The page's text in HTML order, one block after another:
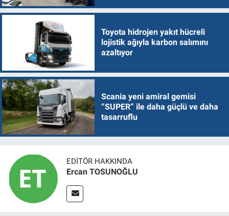
Toyota hidrojen yakıt hücreli
lojistik ağıyla karbon salımını
azaltıyor
Scania yeni amiral gemisi
“SUPER” ile daha güçlü ve daha
tasarruflu
EDITÖR HAKKINDA
Ercan TOSUNOĞLU